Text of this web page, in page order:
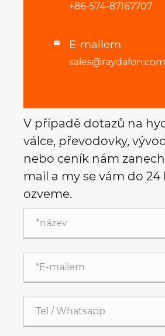
+86-574-87167707
 E-mailem
sales@raydafon.com
V případě dotazů na
válce, převodovky,
nebo ceník nám
mail a my se vám do 24
ozveme.